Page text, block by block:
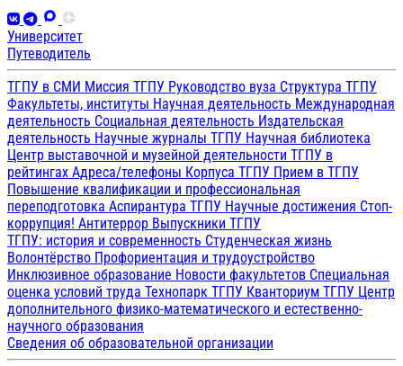
Университет
Путеводитель
ТГПУ в СМИ Миссия ТГПУ Руководство вуза Структура ТГПУ
Факультеты, институты Научная деятельность Международная
деятельность Социальная деятельность Издательская
деятельность Научные журналы ТГПУ Научная библиотека
Центр выставочной и музейной деятельности ТГПУ в
рейтингах Адреса/телефоны Корпуса ТГПУ Прием в ТГПУ
Повышение квалификации и профессиональная
переподготовка Аспирантура ТГПУ Научные достижения Стоп-
коррупция! Антитеррор Выпускники ТГПУ
ТГПУ: история и современность Студенческая жизнь
Волонтёрство Профориентация и трудоустройство
Инклюзивное образование Новости факультетов Специальная
оценка условий труда Технопарк ТГПУ Кванториум ТГПУ Центр
дополнительного физико-математического и естественно-
научного образования
Сведения об образовательной организации